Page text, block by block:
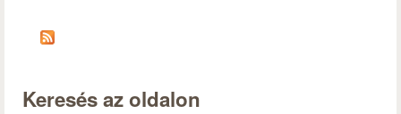
Keresés az oldalon